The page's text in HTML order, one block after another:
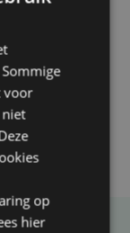
dienst in AZ
voor
op
hier